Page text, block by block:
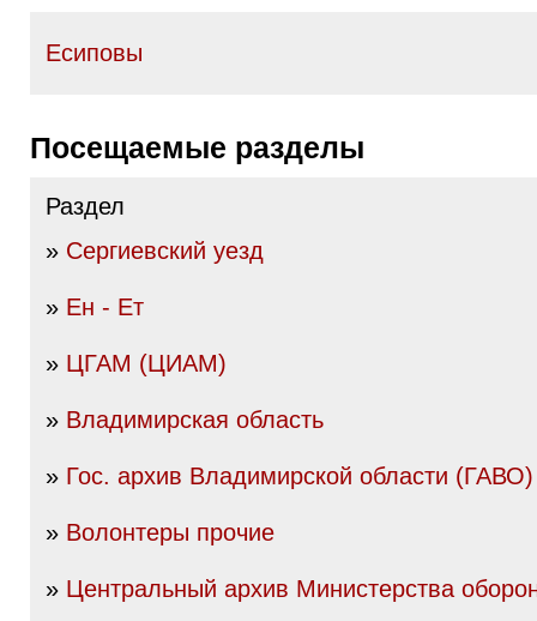
Есиповы
Посещаемые разделы
Раздел
» Сергиевский уезд
» Ен - Ет
» ЦГАМ (ЦИАМ)
» Владимирская область
» Гос. архив Владимирской области (ГАВО)
» Волонтеры прочие
» Центральный архив Министерства